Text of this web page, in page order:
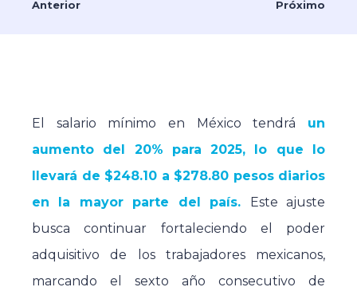
Anterior Próximo
El salario mínimo en México tendrá un
aumento del 20% para 2025, lo que lo
llevará de $248.10 a $278.80 pesos diarios
en la mayor parte del país. Este ajuste
busca continuar fortaleciendo el poder
adquisitivo de los trabajadores mexicanos,
marcando el sexto año consecutivo de